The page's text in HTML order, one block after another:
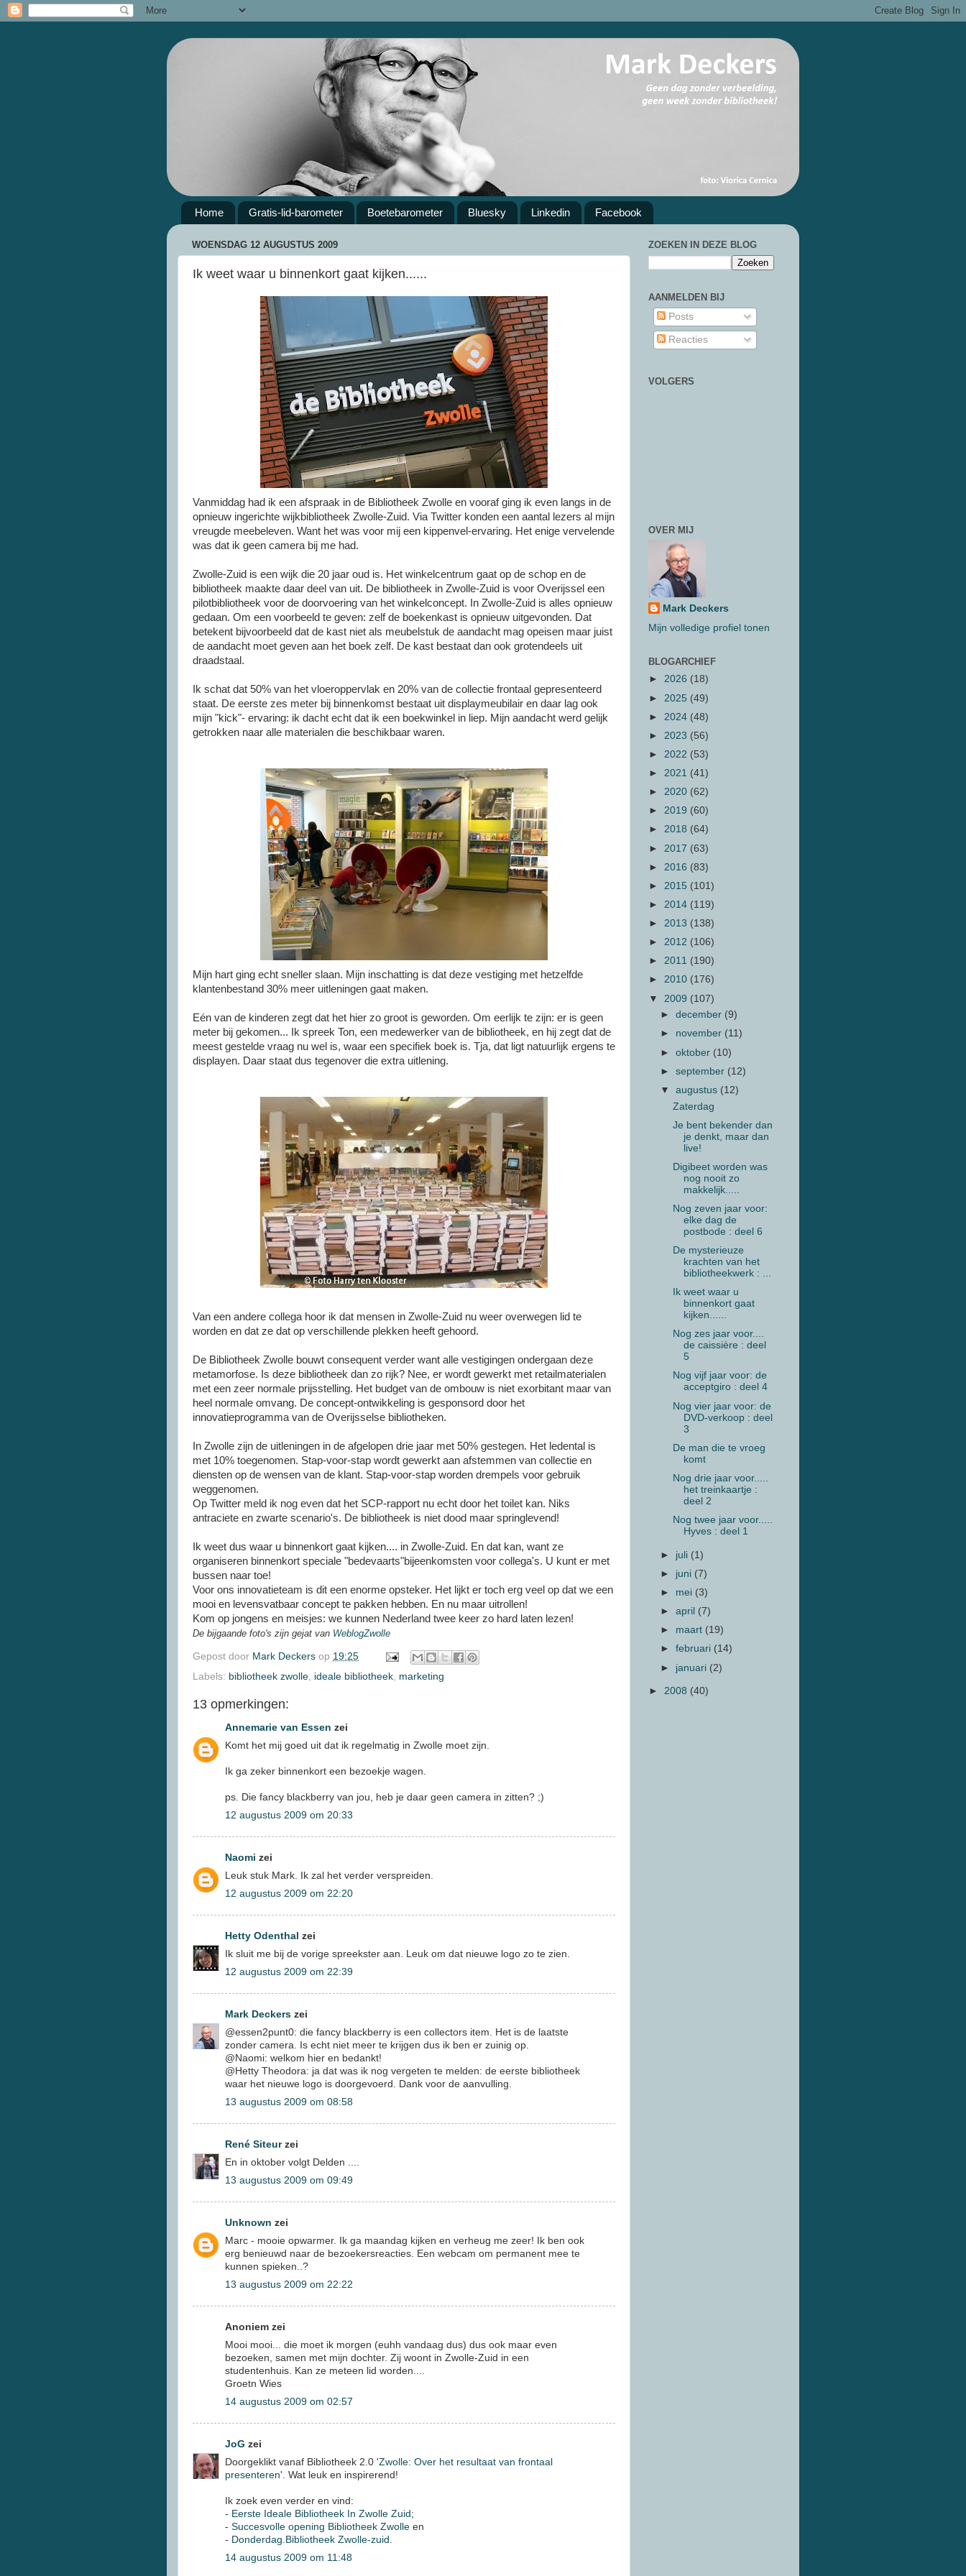
Home Gratis-lid-barometer Boetebarometer Bluesky Linkedin Facebook
WOENSDAG 12 AUGUSTUS 2009
Ik weet waar u binnenkort gaat kijken......
Vanmiddag had ik een afspraak in de Bibliotheek Zwolle en vooraf ging ik even langs in de
opnieuw ingerichte wijkbibliotheek Zwolle-Zuid. Via Twitter konden een aantal lezers al mijn
vreugde meebeleven. Want het was voor mij een kippenvel-ervaring. Het enige vervelende
was dat ik geen camera bij me had.
Zwolle-Zuid is een wijk die 20 jaar oud is. Het winkelcentrum gaat op de schop en de
bibliotheek maakte daar deel van uit. De bibliotheek in Zwolle-Zuid is voor Overijssel een
pilotbibliotheek voor de doorvoering van het winkelconcept. In Zwolle-Zuid is alles opnieuw
gedaan. Om een voorbeeld te geven: zelf de boekenkast is opnieuw uitgevonden. Dat
betekent bijvoorbeeld dat de kast niet als meubelstuk de aandacht mag opeisen maar juist
de aandacht moet geven aan het boek zelf. De kast bestaat dan ook grotendeels uit
draadstaal.
Ik schat dat 50% van het vloeroppervlak en 20% van de collectie frontaal gepresenteerd
staat. De eerste zes meter bij binnenkomst bestaat uit displaymeubilair en daar lag ook
mijn "kick"- ervaring: ik dacht echt dat ik een boekwinkel in liep. Mijn aandacht werd gelijk
getrokken naar alle materialen die beschikbaar waren.
Mijn hart ging echt sneller slaan. Mijn inschatting is dat deze vestiging met hetzelfde
klantenbestand 30% meer uitleningen gaat maken.
Eén van de kinderen zegt dat het hier zo groot is geworden. Om eerlijk te zijn: er is geen
meter bij gekomen... Ik spreek Ton, een medewerker van de bibliotheek, en hij zegt dat de
meest gestelde vraag nu wel is, waar een specifiek boek is. Tja, dat ligt natuurlijk ergens te
displayen. Daar staat dus tegenover die extra uitlening.
Van een andere collega hoor ik dat mensen in Zwolle-Zuid nu weer overwegen lid te
worden en dat ze dat op verschillende plekken heeft gehoord.
De Bibliotheek Zwolle bouwt consequent verder want alle vestigingen ondergaan deze
metamorfose. Is deze bibliotheek dan zo rijk? Nee, er wordt gewerkt met retailmaterialen
met een zeer normale prijsstelling. Het budget van de ombouw is niet exorbitant maar van
heel normale omvang. De concept-ontwikkeling is gesponsord door het
innovatieprogramma van de Overijsselse bibliotheken.
In Zwolle zijn de uitleningen in de afgelopen drie jaar met 50% gestegen. Het ledental is
met 10% toegenomen. Stap-voor-stap wordt gewerkt aan afstemmen van collectie en
diensten op de wensen van de klant. Stap-voor-stap worden drempels voor gebruik
weggenomen.
Op Twitter meld ik nog even dat het SCP-rapport nu echt door het toilet kan. Niks
antraciete en zwarte scenario's. De bibliotheek is niet dood maar springlevend!
Ik weet dus waar u binnenkort gaat kijken.... in Zwolle-Zuid. En dat kan, want ze
organiseren binnenkort speciale "bedevaarts"bijeenkomsten voor collega's. U kunt er met
bussen naar toe!
Voor ons innovatieteam is dit een enorme opsteker. Het lijkt er toch erg veel op dat we een
mooi en levensvatbaar concept te pakken hebben. En nu maar uitrollen!
Kom op jongens en meisjes: we kunnen Nederland twee keer zo hard laten lezen!
De bijgaande foto's zijn gejat van WeblogZwolle
Gepost door Mark Deckers op 19:25
Labels: bibliotheek zwolle ideale bibliotheek marketing
13 opmerkingen:
Annemarie van Essen zei
Komt het mij goed uit dat ik regelmatig in Zwolle moet zijn.
Ik ga zeker binnenkort een bezoekje wagen.
ps. Die fancy blackberry van jou, heb je daar geen camera in zitten? ;)
12 augustus 2009 om 20:33
Naomi zei
Leuk stuk Mark. Ik zal het verder verspreiden.
12 augustus 2009 om 22:20
Hetty Odenthal zei
Ik sluit me bij de vorige spreekster aan. Leuk om dat nieuwe logo zo te zien.
12 augustus 2009 om 22:39
Mark Deckers zei
@essen2punt0: die fancy blackberry is een collectors item. Het is de laatste
zonder camera. Is echt niet meer te krijgen dus ik ben er zuinig op.
@Naomi: welkom hier en bedankt!
@Hetty Theodora: ja dat was ik nog vergeten te melden: de eerste bibliotheek
waar het nieuwe logo is doorgevoerd. Dank voor de aanvulling.
13 augustus 2009 om 08:58
René Siteurzei
En in oktober volgt Delden ....
13 augustus 2009 om 09:49
Unknown zei
Marc - mooie opwarmer. Ik ga maandag kijken en verheug me zeer! Ik ben ook
erg benieuwd naar de bezoekersreacties. Een webcam om permanent mee te
kunnen spieken..?
13 augustus 2009 om 22:22
Anoniem zei
Mooi mooi... die moet ik morgen (euhh vandaag dus) dus ook maar even
bezoeken, samen met mijn dochter. Zij woont in Zwolle-Zuid in een
studentenhuis. Kan ze meteen lid worden....
Groetn Wies
14 augustus 2009 om 02:57
JoG zei
Doorgeklikt vanaf Bibliotheek 2.0 'Zwolle: Over het resultaat van frontaal
presenteren'. Wat leuk en inspirerend!
Ik zoek even verder en vind:
- Eerste Ideale Bibliotheek In Zwolle Zuid ;
- Succesvolle opening Bibliotheek Zwolle en
- Donderdag.Bibliotheek Zwolle-zuid
14 augustus 2009 om 11:48
ZOEKEN IN DEZE BLOG
AANMELDEN BIJ
Posts
Reacties
VOLGERS
OVER MIJ
Mark Deckers
Mijn volledige profiel tonen
BLOGARCHIEF
► 2026 (18)
► 2025 (49)
► 2024 (48)
► 2023 (56)
► 2022 (53)
► 2021 (41)
► 2020 (62)
► 2019 (60)
► 2018 (64)
► 2017 (63)
► 2016 (83)
► 2015 (101)
► 2014 (119)
► 2013 (138)
► 2012 (106)
► 2011 (190)
► 2010 (176)
▼ 2009 (107)
►december (9)
► november (11)
►oktober (10)
►september (12)
▼augustus (12)
Zaterdag
Je bent bekender dan
je denkt, maar dan
live!
Digibeet worden was
nog nooit zo
makkelijk.....
Nog zeven jaar voor:
elke dag de
postbode : deel 6
De mysterieuze
krachten van het
bibliotheekwerk : ...
Ik weet waar u
binnenkort gaat
kijken......
Nog zes jaar voor....
de caissière : deel
5
Nog vijf jaar voor: de
acceptgiro : deel 4
Nog vier jaar voor: de
DVD-verkoop : deel
3
De man die te vroeg
komt
Nog drie jaar voor.....
het treinkaartje :
deel 2
Nog twee jaar voor.....
Hyves : deel 1
► juli (1)
► juni (7)
► mei (3)
►april (7)
► maart (19)
►februari (14)
► januari (2)
► 2008 (40)